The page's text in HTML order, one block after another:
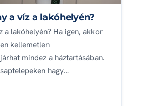
a víz a lakóhelyén?
a lakóhelyén? Ha igen, akkor
kellemetlen
mindez a háztartásában.
hagy…